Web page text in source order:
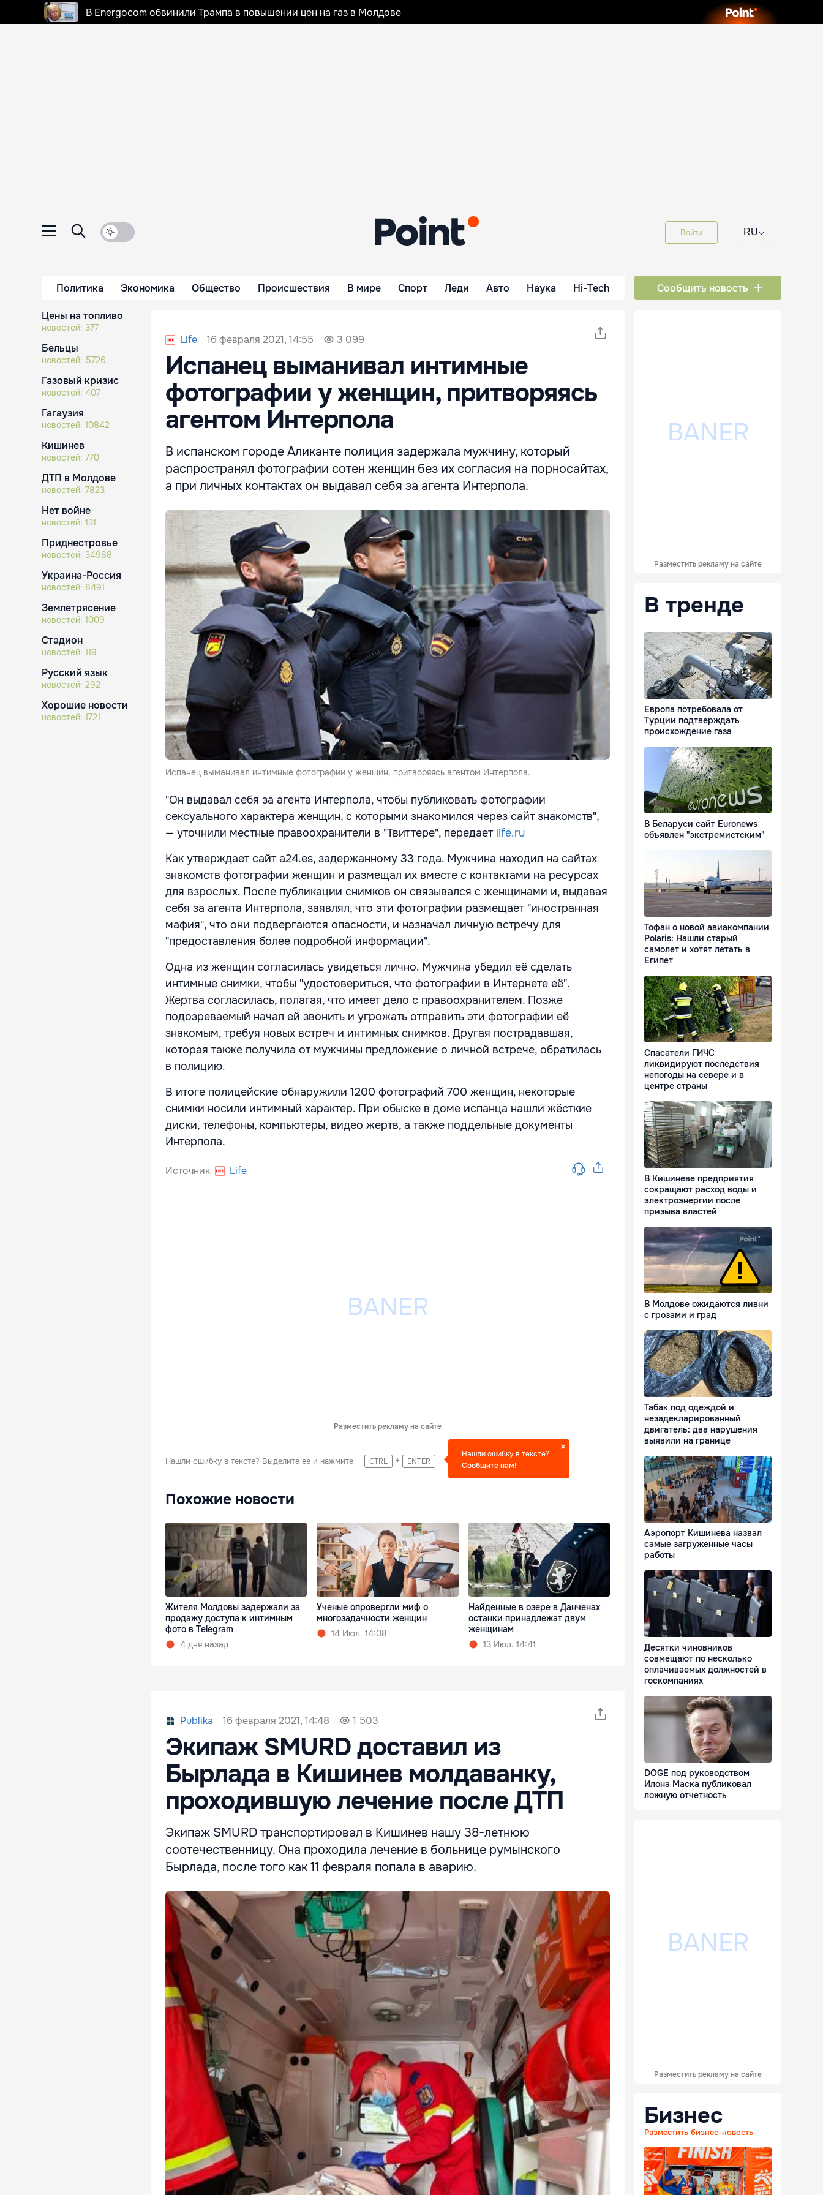
В Energocom обвинили Трампа в повышении цен на газ в Молдове
Войти RU⌵
Политика Экономика Общество Происшествия В мире Спорт Леди Авто Наука Hi-Tech Сообщить новость
Цены на топливо
новостей: 377
Бельцы
новостей: 5726
Газовый кризис
новостей: 407
Гагаузия
новостей: 10842
Кишинев
новостей: 770
ДТП в Молдове
новостей: 7823
Нет войне
новостей: 131
Приднестровье
новостей: 34988
Украина-Россия
новостей: 8491
Землетрясение
новостей: 1009
Стадион
новостей: 119
Русский язык
новостей: 292
Хорошие новости
новостей: 1721
Life 16 февраля 2021, 14:55 3 099
Испанец выманивал интимные
фотографии у женщин, притворяясь
агентом Интерпола
В испанском городе Аликанте полиция задержала мужчину, который
распространял фотографии сотен женщин без их согласия на порносайтах,
а при личных контактах он выдавал себя за агента Интерпола.
Испанец выманивал интимные фотографии у женщин, притворяясь агентом Интерпола.
"Он выдавал себя за агента Интерпола, чтобы публиковать фотографии
сексуального характера женщин, с которыми знакомился через сайт знакомств",
— уточнили местные правоохранители в "Твиттере", передает life.ru
Как утверждает сайт a24.es, задержанному 33 года. Мужчина находил на сайтах
знакомств фотографии женщин и размещал их вместе с контактами на ресурсах
для взрослых. После публикации снимков он связывался с женщинами и, выдавая
себя за агента Интерпола, заявлял, что эти фотографии размещает "иностранная
мафия", что они подвергаются опасности, и назначал личную встречу для
"предоставления более подробной информации".
Одна из женщин согласилась увидеться лично. Мужчина убедил её сделать
интимные снимки, чтобы "удостовериться, что фотографии в Интернете её".
Жертва согласилась, полагая, что имеет дело с правоохранителем. Позже
подозреваемый начал ей звонить и угрожать отправить эти фотографии её
знакомым, требуя новых встреч и интимных снимков. Другая пострадавшая,
которая также получила от мужчины предложение о личной встрече, обратилась
в полицию.
В итоге полицейские обнаружили 1200 фотографий 700 женщин, некоторые
снимки носили интимный характер. При обыске в доме испанца нашли жёсткие
диски, телефоны, компьютеры, видео жертв, а также поддельные документы
Интерпола.
Источник Life
Разместить рекламу на сайте
Нашли ошибку в тексте? Выделите ее и нажмите CTRL + ENTER
Нашли ошибку в тексте?
Сообщите нам!
Похожие новости
Жителя Молдовы задержали за
продажу доступа к интимным
фото в Telegram
4 дня назад
Ученые опровергли миф о
многозадачности женщин
14 Июл. 14:08
Найденные в озере в Данченах
останки принадлежат двум
женщинам
13 Июл. 14:41
Publika 16 февраля 2021, 14:48 1 503
Экипаж SMURD доставил из
Бырлада в Кишинев молдаванку,
проходившую лечение после ДТП
Экипаж SMURD транспортировал в Кишинев нашу 38-летнюю
соотечественницу. Она проходила лечение в больнице румынского
Бырлада, после того как 11 февраля попала в аварию.
Разместить рекламу на сайте
В тренде
Европа потребовала от
Турции подтверждать
происхождение газа
В Беларуси сайт Euronews
объявлен "экстремистским"
Тофан о новой авиакомпании
Polaris: Нашли старый
самолет и хотят летать в
Египет
Спасатели ГИЧС
ликвидируют последствия
непогоды на севере и в
центре страны
В Кишиневе предприятия
сокращают расход воды и
электроэнергии после
призыва властей
В Молдове ожидаются ливни
с грозами и град
Табак под одеждой и
незадекларированный
двигатель: два нарушения
выявили на границе
Аэропорт Кишинева назвал
самые загруженные часы
работы
Десятки чиновников
совмещают по несколько
оплачиваемых должностей в
госкомпаниях
DOGE под руководством
Илона Маска публиковал
ложную отчетность
Разместить рекламу на сайте
Бизнес
Разместить бизнес-новость